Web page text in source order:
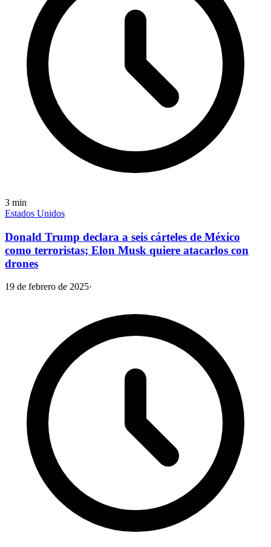
3 min
Estados Unidos
Donald Trump declara a seis cárteles de México
como terroristas; Elon Musk quiere atacarlos con
drones
19 de febrero de 2025·